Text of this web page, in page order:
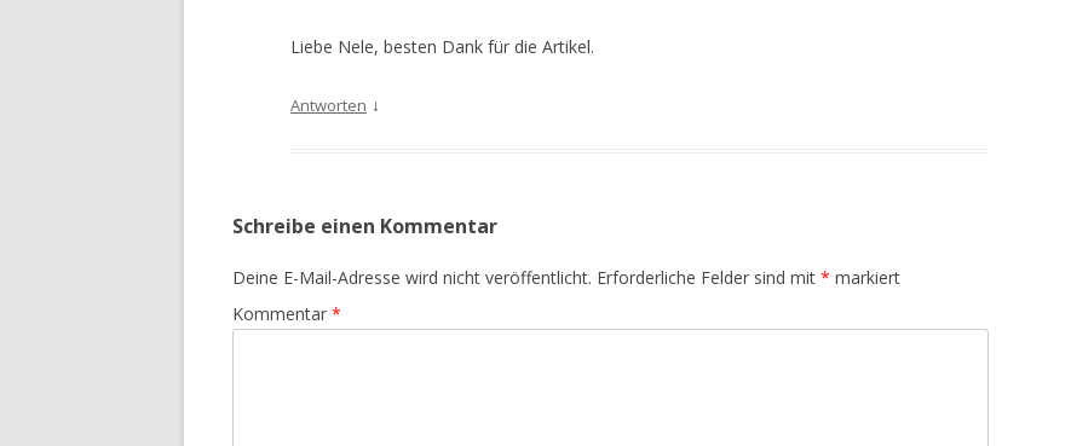
Liebe Nele, besten Dank für die Artikel.
Antworten ↓
Schreibe einen Kommentar
Deine E-Mail-Adresse wird nicht veröffentlicht. Erforderliche Felder sind mit * markiert
Kommentar *